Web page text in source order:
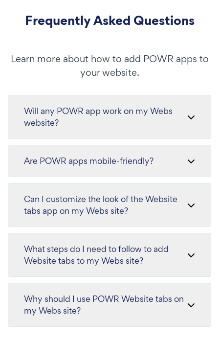
Frequently Asked Questions
Learn more about how to add POWR apps to
your website.
Will any POWR app work on my Webs
website?
Are POWR apps mobile-friendly?
Can I customize the look of the Website
tabs app on my Webs site?
What steps do I need to follow to add
Website tabs to my Webs site?
Why should I use POWR Website tabs on
my Webs site?